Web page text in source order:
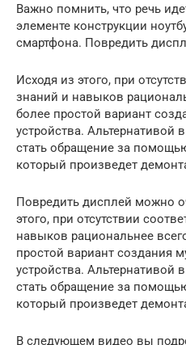
Важно помнить, что речь
элементе конструкции
смартфона. Повредить
Исходя из этого, при
знаний и навыков
более простой вариант
устройства. Альтернативой
стать обращение за
который произведет
Повредить дисплей можно
этого, при отсутствии
навыков рациональнее
простой вариант создания
устройства. Альтернативой
стать обращение за
который произведет
В следующем видео вы